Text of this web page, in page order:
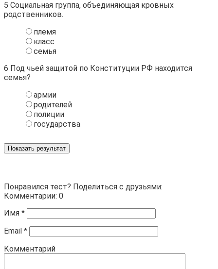
5 Социальная группа, объединяющая кровных
родственников.
племя
класс
семья
6 Под чьей защитой по Конституции РФ находится
семья?
армии
родителей
полиции
государства
Показать результат
Понравился тест? Поделиться с друзьями:
Комментарии: 0
Имя *
Email *
Комментарий